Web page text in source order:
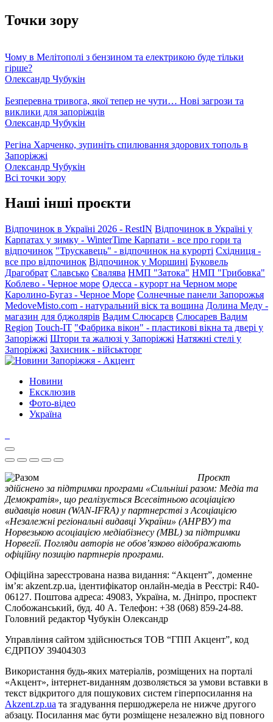
Точки зору
Чому в Мелітополі з бензином та електрикою буде тільки
гірше?
Олександр Чубукін
Безперевна тривога, якої тепер не чути… Нові загрози та
виклики для запоріжців
Олександр Чубукін
Регіна Харченко, зупиніть спилювання здорових тополь в
Запоріжжі
Олександр Чубукін
Всі точки зору
Наші інші проєкти
Відпочинок в Україні 2026 - RestIN Відпочинок в Україні у
Карпатах у зимку - WinterTime Карпати - все про гори та
відпочинок "Трускавець" - відпочинок на курорті Східниця -
все про відпочинок Відпочинок у Моршині Буковель
Драгобрат Славсько Свалява НМП "Затока" НМП "Грибовка"
Коблево - Черное море Одесса - курорт на Черном море
Каролино-Бугаз - Черное Море Солнечные панели Запорожья
MedoveMisto.com - натуральний віск та вощина Долина Меду -
магазин для бджолярів Вадим Слюсарєв Слюсарев Вадим
Region Touch-IT "Фабрика вікон" - пластикові вікна та двері у
Запоріжжі Штори та жалюзі у Запоріжжі Натяжні стелі у
Запоріжжі Захисник - військторг
Новини
Ексклюзив
Фото-відео
Україна
Проєкт
здійснено за підтримки програми «Сильніші разом: Медіа та
Демократія», що реалізується Всесвітньою асоціацією
видавців новин (WAN-IFRA) у партнерстві з Асоціацією
«Незалежні регіональні видавці України» (АНРВУ) та
Норвезькою асоціацією медіабізнесу (MBL) за підтримки
Норвегії. Погляди авторів не обов’язково відображають
офіційну позицію партнерів програми.
Офіційна зареєстрована назва видання: “Акцент”, доменне
ім’я: akzent.zp.ua, ідентифікатор онлайн-медіа в Реєстрі: R40-
06127. Поштова адреса: 49083, Україна, м. Дніпро, проспект
Слобожанський, буд. 40 А. Телефон: +38 (068) 859-24-88.
Головний редактор Чубукін Олександр
Управління сайтом здійснюється ТОВ “ГПП Акцент”, код
ЄДРПОУ 39404303
Використання будь-яких матеріалів, розміщених на порталі
«Акцент», інтернет-виданням дозволяється за умови вставки в
текст відкритого для пошукових систем гіперпосилання на
Akzent.zp.ua та згадування першоджерела не нижче другого
абзацу. Посилання має бути розміщене незалежно від повного